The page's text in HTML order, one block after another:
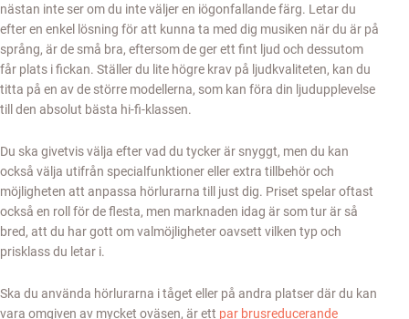
nästan inte ser om du inte väljer en iögonfallande färg. Letar du
efter en enkel lösning för att kunna ta med dig musiken när du är på
språng, är de små bra, eftersom de ger ett fint ljud och dessutom
får plats i fickan. Ställer du lite högre krav på ljudkvaliteten, kan du
titta på en av de större modellerna, som kan föra din ljudupplevelse
till den absolut bästa hi-fi-klassen.
Du ska givetvis välja efter vad du tycker är snyggt, men du kan
också välja utifrån specialfunktioner eller extra tillbehör och
möjligheten att anpassa hörlurarna till just dig. Priset spelar oftast
också en roll för de flesta, men marknaden idag är som tur är så
bred, att du har gott om valmöjligheter oavsett vilken typ och
prisklass du letar i.
Ska du använda hörlurarna i tåget eller på andra platser där du kan
vara omgiven av mycket oväsen, är ett par brusreducerande